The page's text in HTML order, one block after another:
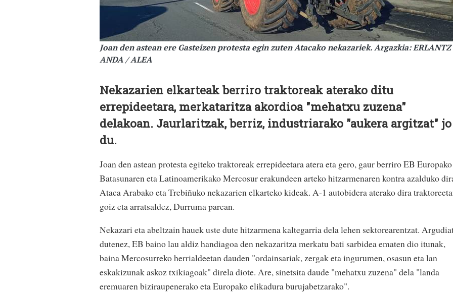
Joan den astean ere Gasteizen protesta egin zuten Atacako nekazariek. Argazkia: ERLANTZ
ANDA / ALEA
Nekazarien elkarteak berriro traktoreak aterako ditu
errepideetara, merkataritza akordioa "mehatxu zuzena"
delakoan. Jaurlaritzak, berriz, industriarako "aukera argitzat" jo
du.
Joan den astean protesta egiteko traktoreak errepideetara atera eta gero, gaur berriro EB Europako
Batasunaren eta Latinoamerikako Mercosur erakundeen arteko hitzarmenaren kontra azalduko
Ataca Arabako eta Trebiñuko nekazarien elkarteko kideak. A-1 autobidera aterako dira
goiz eta arratsaldez, Durruma parean.
Nekazari eta abeltzain hauek uste dute hitzarmena kaltegarria dela lehen sektorearentzat.
dutenez, EB baino lau aldiz handiagoa den nekazaritza merkatu bati sarbidea ematen dio itunak,
baina Mercosurreko herrialdeetan dauden "ordainsariak, zergak eta ingurumen, osasun eta lan
eskakizunak askoz txikiagoak" direla diote. Are, sinetsita daude "mehatxu zuzena" dela "landa
eremuaren biziraupenerako eta Europako elikadura burujabetzarako".